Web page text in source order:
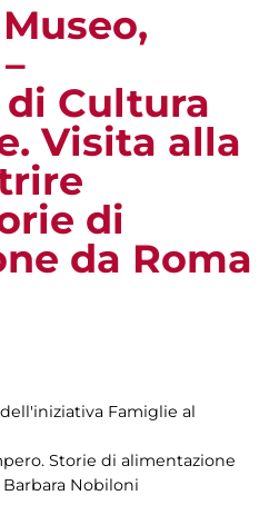
Cultura
Visita alla
di
da Roma
Famiglie al
Storie di alimentazione
Barbara Nobiloni